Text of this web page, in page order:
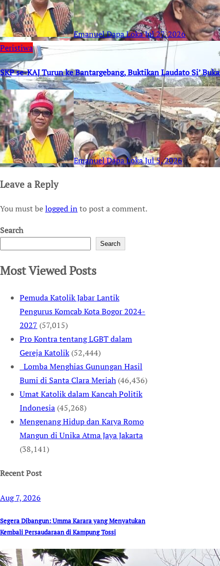
Emanuel Dapa LokaJul 27, 2026
Peristiwa
SKP se-KAJ Turun ke Bantargebang, Buktikan Laudato Si’
Emanuel Dapa LokaJul 5, 2026
Leave a Reply
You must belogged into post a comment.
Search
Search
Most Viewed Posts
Pemuda Katolik Jabar Lantik
Pengurus Komcab Kota Bogor 2024-
2027 (57,015)
Pro Kontra tentang LGBT dalam
Gereja Katolik (52,444)
Lomba Menghias Gunungan Hasil
Bumi di Santa Clara Meriah (46,436)
Umat Katolik dalam Kancah Politik
Indonesia (45,268)
Mengenang Hidup dan Karya Romo
Mangun di Unika Atma Jaya Jakarta
(38,141)
Recent Post
Aug 7, 2026
Segera Dibangun: Umma Karara yang Menyatukan
Kembali Persaudaraan di Kampung Tossi